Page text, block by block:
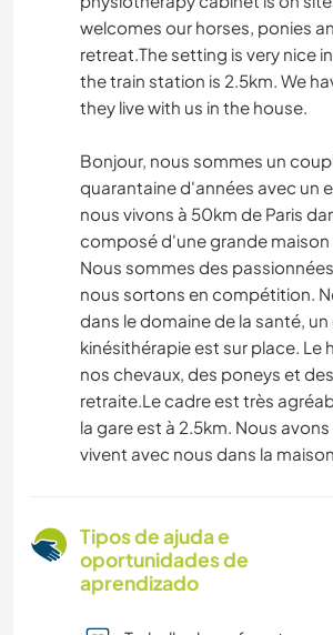
welcomes our horses, ponies
retreat.The setting is very nice
the train station is 2.5km. We
they live with us in the house.
Bonjour, nous sommes un
quarantaine d'années avec un
nous vivons à 50km de Paris
composé d'une grande maison
Nous sommes des
nous sortons en compétition.
dans le domaine de la santé,
kinésithérapie est sur place. Le
nos chevaux, des poneys et
retraite.Le cadre est très
la gare est à 2.5km. Nous
vivent avec nous dans la
Tipos de ajuda e
oportunidades de
aprendizado